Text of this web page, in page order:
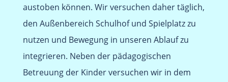
austoben können. Wir versuchen daher täglich,
den Außenbereich Schulhof und Spielplatz zu
nutzen und Bewegung in unseren Ablauf zu
integrieren. Neben der pädagogischen
Betreuung der Kinder versuchen wir in dem